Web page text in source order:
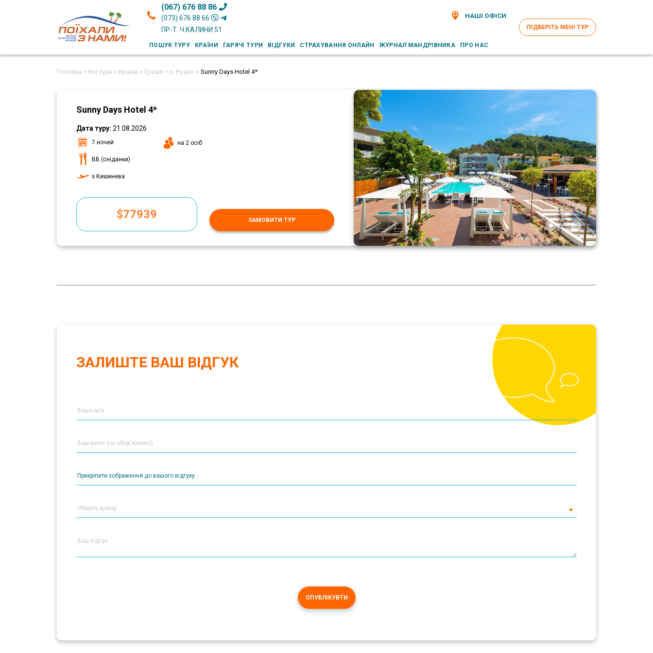
(067) 676 88 86
(073) 676 88 66
ПР-Т. Ч.КАЛИНИ 51
НАШІ ОФІСИ
ПОШУК ТУРУ КРАЇНИ ГАРЯЧІ ТУРИ ВІДГУКИ СТРАХУВАННЯ ОНЛАЙН ЖУРНАЛ МАНДРІВНИКА ПРО НАС
ПІДБЕРІТЬ МЕНІ ТУР
Головна > Всі тури > Країни > Греція > о. Родос > Sunny Days Hotel 4*
Sunny Days Hotel 4*
Дата туру: 21.08.2026
7 ночей
ВВ (сніданки)
з Кишинева
на 2 осіб
$77939 ЗАМОВИТИ ТУР
ЗАЛИШТЕ ВАШ ВІДГУК
Прикріпити зображення до вашого відгуку
ОПУБЛІКУВТИ